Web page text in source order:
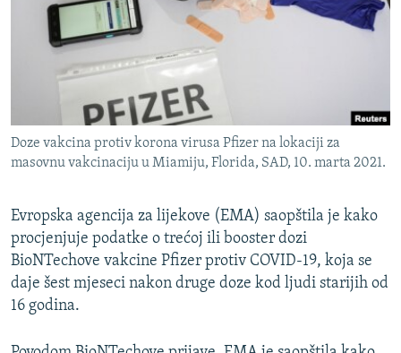
ISPRIČAJ MI
DNEVNO@RSE
VIŠE OD NASLOVA
GENOCID U SREBRENICI
TV LIBERTY
POST SCRIPTUM
MOJA EVROPA
TRI DECENIJE OD RATA U BIH
SVE KARTE DEJTONA
PRATITE NAS
Sve RFE/RL stranice
Doze vakcina protiv korona virusa Pfizer na lokaciji za
masovnu vakcinaciju u Miamiju, Florida, SAD, 10. marta 2021.
Evropska agencija za lijekove (EMA) saopštila je kako
procjenjuje podatke o trećoj ili booster dozi
BioNTechove vakcine Pfizer protiv COVID-19, koja se
daje šest mjeseci nakon druge doze kod ljudi starijih od
16 godina.